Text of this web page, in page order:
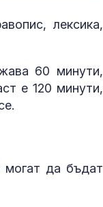
лексика,
60 минути,
е 120 минути,
могат да бъдат